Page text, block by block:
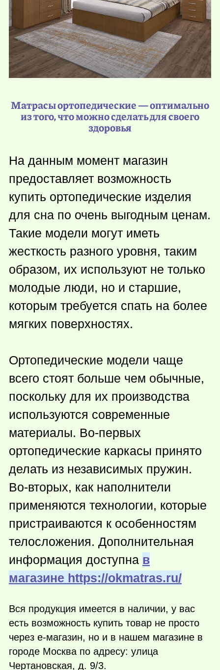
Матрасы ортопедические — оптимально
из того, что можно сделать для своего
здоровья
На данным момент магазин
предоставляет возможность
купить ортопедические изделия
для сна по очень выгодным ценам.
Такие модели могут иметь
жесткость разного уровня, таким
образом, их используют не только
молодые люди, но и старшие,
которым требуется спать на более
мягких поверхностях.
Ортопедические модели чаще
всего стоят больше чем обычные,
поскольку для их производства
используются современные
материалы. Во-первых
ортопедические каркасы принято
делать из независимых пружин.
Во-вторых, как наполнители
применяются технологии, которые
пристраиваются к особенностям
телосложения. Дополнительная
информация доступна в
магазине https://okmatras.ru/
Вся продукция имеется в наличии, у вас
есть возможность купить товар не просто
через е-магазин, но и в нашем магазине в
городе Москва по адресу: улица
Чертановская, д. 9/3.